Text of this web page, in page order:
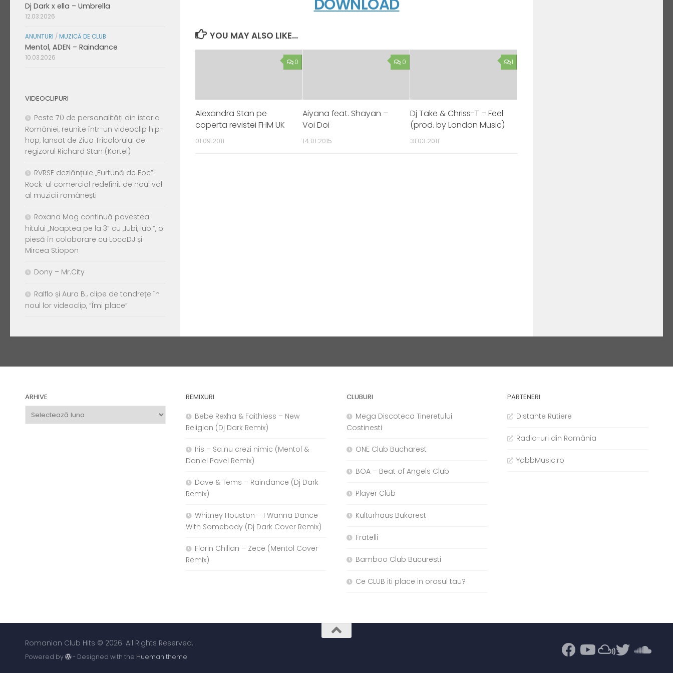
DOWNLOAD
YOU MAY ALSO LIKE...
0
Alexandra Stan pe
coperta revistei FHM UK
01.09.2011
0
Aiyana feat. Shayan –
Voi Doi
14.01.2015
1
Dj Take & Chriss-T – Feel
(prod. by London Music)
31.03.2011
Dj Dark x ella – Umbrella
12.03.2026
ANUNTURI / MUZICĂ DE CLUB
Mentol, ADEN – Raindance
10.03.2026
VIDEOCLIPURI
Peste 70 de personalități din istoria
României, reunite într-un videoclip hip-
hop, lansat de Ziua Tricolorului de
regizorul Richard Stan (Kartel)
RVRSE dezlănțuie „Furtună de Foc”:
Rock-ul comercial redefinit de noul val
al muzicii românești
Roxana Mag continuă povestea
hitului „Noaptea pe la 3” cu „Iubi, iubi”, o
piesă în colaborare cu LocoDJ și
Mircea Stiopon
Dony – Mr.City
Ralflo și Aura B., clipe de tandrețe în
noul lor videoclip, “Îmi place”
ARHIVE
Arhive
REMIXURI
Bebe Rexha & Faithless – New
Religion (Dj Dark Remix)
Iris – Sa nu crezi nimic (Mentol &
Daniel Pavel Remix)
Dave & Tems – Raindance (Dj Dark
Remix)
Whitney Houston – I Wanna Dance
With Somebody (Dj Dark Cover Remix)
Florin Chilian – Zece (Mentol Cover
Remix)
CLUBURI
Mega Discoteca Tineretului
Costinesti
ONE Club Bucharest
BOA – Beat of Angels Club
Player Club
Kulturhaus Bukarest
Fratelli
Bamboo Club Bucuresti
Ce CLUB iti place in orasul tau?
PARTENERI
Distante Rutiere
Radio-uri din România
YabbMusic.ro
Romanian Club Hits © 2026. All Rights Reserved.
Powered by - Designed with the Hueman theme